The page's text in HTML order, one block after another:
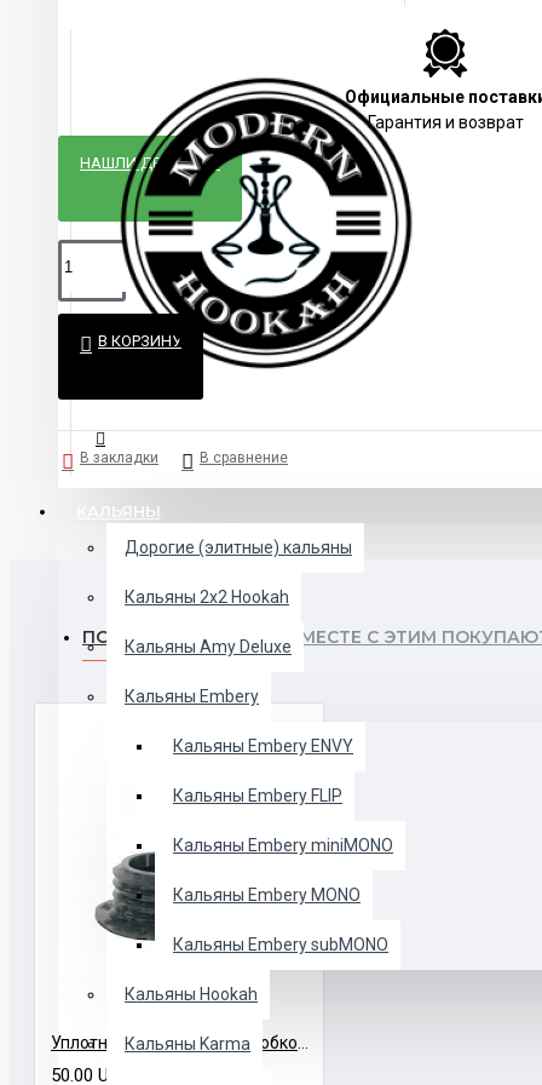
КАЛЬЯНЫ
Дорогие (элитные) кальяны
Кальяны 2х2 Hookah
Кальяны Amy Deluxe
Кальяны Embery
Кальяны Embery ENVY
Кальяны Embery FLIP
Кальяны Embery miniMONO
Кальяны Embery MONO
Кальяны Embery subMONO
Кальяны Hookah
Кальяны Karma
Официальные
Гарантия и возврат
НАШЛИ ДЕШЕВЛЕ?
В КОРЗИНУ
В закладки В сравнение
ПОХОЖИЕ ТОВАРЫ ВМЕСТЕ С ЭТИМ
50.00 UAH